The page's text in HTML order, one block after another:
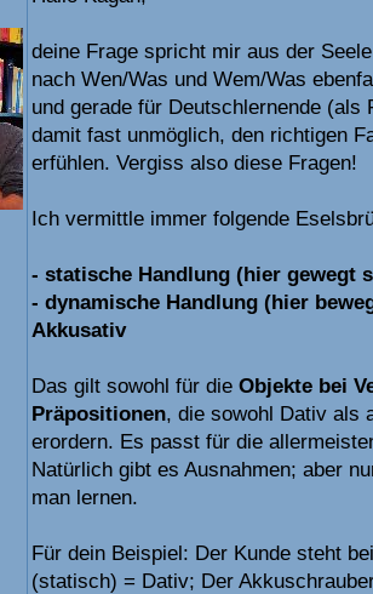
deine Frage spricht mir aus der
nach Wen/Was und Wem/Was
und gerade für Deutschlernende (als
damit fast unmöglich, den richtigen
erfühlen. Vergiss also diese Fragen!
Ich vermittle immer folgende
- statische Handlung (hier gewegt
- dynamische Handlung (hier
Akkusativ
Das gilt sowohl für die Objekte bei
Präpositionen, die sowohl Dativ als
erordern. Es passt für die
Natürlich gibt es Ausnahmen; aber
man lernen.
Für dein Beispiel: Der Kunde steht
(statisch) = Dativ; Der